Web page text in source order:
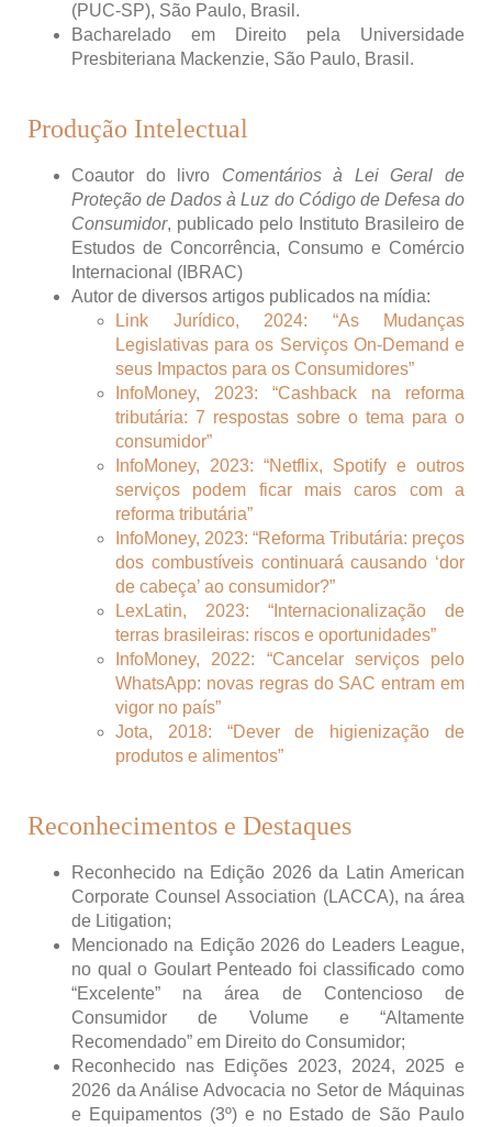
(PUC-SP), São Paulo, Brasil.
Bacharelado em Direito pela Universidade
Presbiteriana Mackenzie, São Paulo, Brasil.
Produção Intelectual
Coautor do livro Comentários à Lei Geral de
Proteção de Dados à Luz do Código de Defesa do
Consumidor, publicado pelo Instituto Brasileiro de
Estudos de Concorrência, Consumo e Comércio
Internacional (IBRAC)
Autor de diversos artigos publicados na mídia:
Link Jurídico, 2024: “As Mudanças
Legislativas para os Serviços On-Demand e
seus Impactos para os Consumidores”
InfoMoney, 2023: “Cashback na reforma
tributária: 7 respostas sobre o tema para o
consumidor”
InfoMoney, 2023: “Netflix, Spotify e outros
serviços podem ficar mais caros com a
reforma tributária”
InfoMoney, 2023: “Reforma Tributária: preços
dos combustíveis continuará causando ‘dor
de cabeça’ ao consumidor?”
LexLatin, 2023: “Internacionalização de
terras brasileiras: riscos e oportunidades”
InfoMoney, 2022: “Cancelar serviços pelo
WhatsApp: novas regras do SAC entram em
vigor no país”
Jota, 2018: “Dever de higienização de
produtos e alimentos”
Reconhecimentos e Destaques
Reconhecido na Edição 2026 da Latin American
Corporate Counsel Association (LACCA), na área
de Litigation;
Mencionado na Edição 2026 do Leaders League,
no qual o Goulart Penteado foi classificado como
“Excelente” na área de Contencioso de
Consumidor de Volume e “Altamente
Recomendado” em Direito do Consumidor;
Reconhecido nas Edições 2023, 2024, 2025 e
2026 da Análise Advocacia no Setor de Máquinas
e Equipamentos (3º) e no Estado de São Paulo